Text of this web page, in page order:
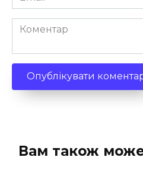
*
Коментар
Вам також